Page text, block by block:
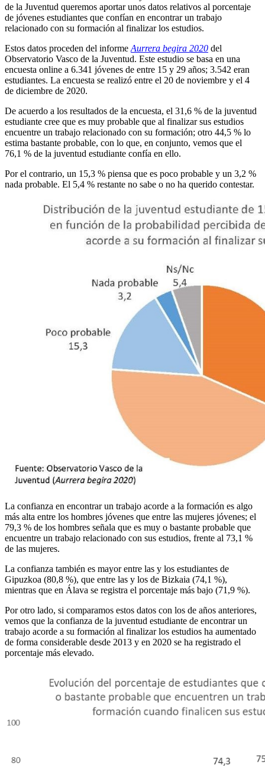
de la Juventud queremos aportar unos datos relativos al porcentaje
de jóvenes estudiantes que confían en encontrar un trabajo
relacionado con su formación al finalizar los estudios.
Estos datos proceden del informeAurrera begira 2020 del
Observatorio Vasco de la Juventud. Este estudio se basa en una
encuesta online a 6.341 jóvenes de entre 15 y 29 años; 3.542 eran
estudiantes. La encuesta se realizó entre el 20 de noviembre y el 4
de diciembre de 2020.
De acuerdo a los resultados de la encuesta, el 31,6 % de la juventud
estudiante cree que es muy probable que al finalizar sus estudios
encuentre un trabajo relacionado con su formación; otro 44,5 % lo
estima bastante probable, con lo que, en conjunto, vemos que el
76,1 % de la juventud estudiante confía en ello.
Por el contrario, un 15,3 % piensa que es poco probable y un 3,2 %
nada probable. El 5,4 % restante no sabe o no ha querido contestar.
La confianza en encontrar un trabajo acorde a la formación es algo
más alta entre los hombres jóvenes que entre las mujeres jóvenes; el
79,3 % de los hombres señala que es muy o bastante probable que
encuentre un trabajo relacionado con sus estudios, frente al 73,1 %
de las mujeres.
La confianza también es mayor entre las y los estudiantes de
Gipuzkoa (80,8 %), que entre las y los de Bizkaia (74,1 %),
mientras que en Álava se registra el porcentaje más bajo (71,9 %).
Por otro lado, si comparamos estos datos con los de años anteriores,
vemos que la confianza de la juventud estudiante de encontrar un
trabajo acorde a su formación al finalizar los estudios ha aumentado
de forma considerable desde 2013 y en 2020 se ha registrado el
porcentaje más elevado.